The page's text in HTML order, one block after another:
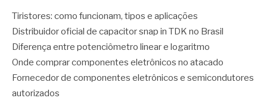
Tiristores: como funcionam, tipos e aplicações
Distribuidor oficial de capacitor snap in TDK no Brasil
Diferença entre potenciômetro linear e logaritmo
Onde comprar componentes eletrônicos no atacado
Fornecedor de componentes eletrônicos e semicondutores
autorizados